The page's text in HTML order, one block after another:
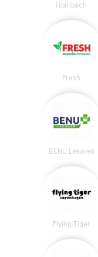
Hornbach
Fresh
BENU Lekáreň
Flying Tiger